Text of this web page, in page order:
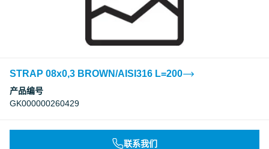
STRAP 08x0,3 BROWN/AISI316 L=200
产品编号
GK000000260429
联系我们